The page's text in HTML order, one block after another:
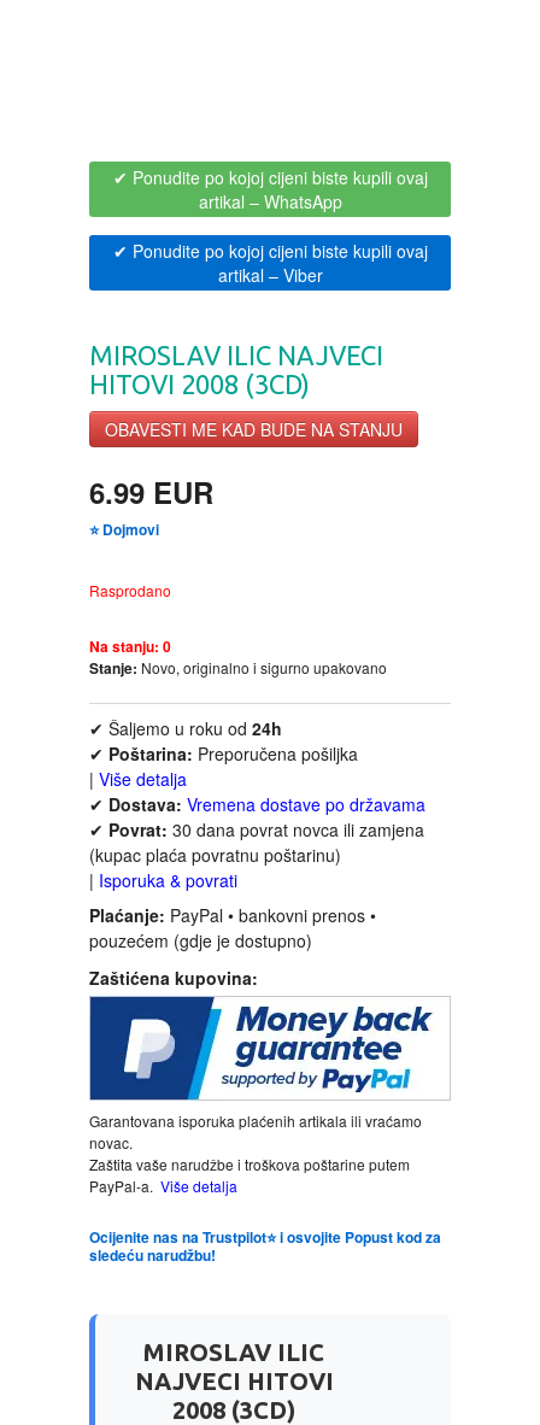
DRAMA
DRUSTVENA IGRA
EDUKATIVNI
EROTSKI
ESEJISTIKA
ISTORIJSKI
KLASICI
KNJIGE ZA DECU
KOMEDIJA
KRIMINALISTIČKI
KUVARI
LJUBAVNI
MITOLOGIJA
MUZIKA
NAUKA
100% PRIRODNO
✔ Ponudite po kojoj cijeni biste kupili ovaj
artikal – WhatsApp
✔ Ponudite po kojoj cijeni biste kupili ovaj
artikal– Viber
MIROSLAV ILIC NAJVECI
HITOVI 2008 (3CD)
OBAVESTI ME KAD BUDE NA STANJU
6.99 EUR
⭐ Dojmovi
Rasprodano
Na stanju: 0
Stanje: Novo, originalno i sigurno upakovano
✔ Šaljemo u roku od 24h
✔ Poštarina: Preporučena pošiljka
| Više detalja
✔ Dostava: Vremena dostave po državama
✔ Povrat: 30 dana povrat novca ili zamjena
(kupac plaća povratnu poštarinu)
| Isporuka & povrati
Plaćanje: PayPal • bankovni prenos •
pouzećem (gdje je dostupno)
Zaštićena kupovina:
Garantovana isporuka plaćenih artikala ili vraćamo
novac.
Zaštita vaše narudžbe i troškova poštarine putem
PayPal-a. Više detalja
Ocijenite nas na Trustpilot⭐ i osvojite Popust kod za
sledeću narudžbu!
MIROSLAV ILIC
NAJVECI HITOVI
2008 (3CD)